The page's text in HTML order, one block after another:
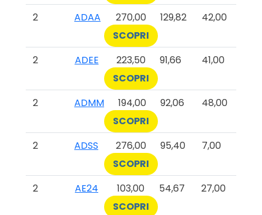
2
ADAA 270,00 129,82
42,00
SCOPRI
2
ADEE 223,50 91,66
41,00
SCOPRI
2
ADMM 194,00 92,06
48,00
SCOPRI
2
ADSS 276,00 95,40
7,00
SCOPRI
2
AE24 103,00 54,67
27,00
SCOPRI